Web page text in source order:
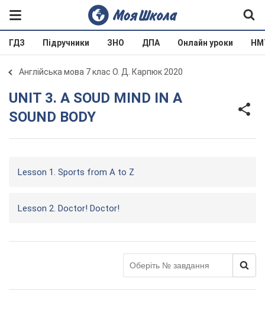
ГДЗ Підручники ЗНО ДПА Онлайн уроки
Англійська мова 7 клас О. Д. Карпюк 2020
UNIT 3. A SOUD MIND IN A
SOUND BODY
Lesson 1. Sports from A to Z
Lesson 2. Doctor! Doctor!